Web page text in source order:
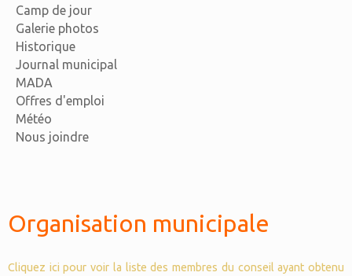
Camp de jour
Galerie photos
Historique
Journal municipal
MADA
Offres d'emploi
Météo
Nous joindre
Organisation municipale
Cliquez ici pour voir la liste des membres du conseil ayant obtenu